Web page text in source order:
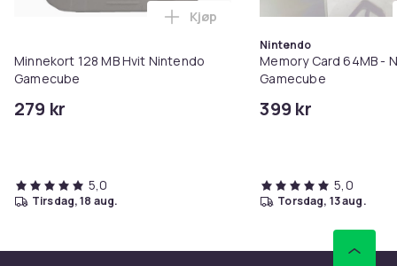
Minnekort 128 MB Hvit Nintendo
Gamecube
279 kr
Legg Minnekort 128 MB Hvit
Kjøp
5,0
tirsdag, 18 aug.
Nintendo
Memory Card 64MB -
Gamecube
399 kr
5,0
torsdag, 13 aug.